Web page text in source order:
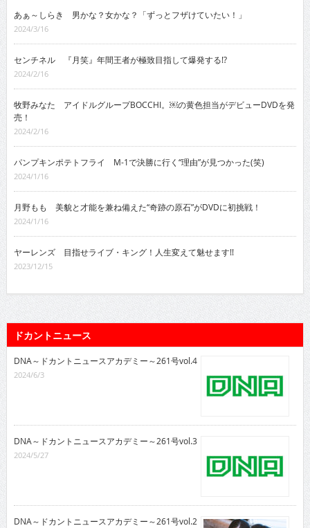
あぁ～しらき 男かな？女かな？「ずっとフザけていたい！」
2024/3/16
センチネル 『月笑』年間王者が極致目指して爆発する!?
2024/2/16
牧野みなた アイドルグループBOCCHI。￼の黄色担当がデビューDVDを発
売！
2024/2/16
パンプキンポテトフライ M-1で決勝に行く“理由”が見つかった(笑)
2024/1/16
月野もも 美貌と才能を兼ね備えた“奇跡の原石”がDVDに初挑戦！
2024/1/16
ヤーレンズ 目指せライブ・キング！人生変えて魅せます!!
2023/12/15
ドカントニュース
DNA～ドカントニュースアカデミー～261号vol.4
2024/6/3
DNA～ドカントニュースアカデミー～261号vol.3
2024/5/27
DNA～ドカントニュースアカデミー～261号vol.2